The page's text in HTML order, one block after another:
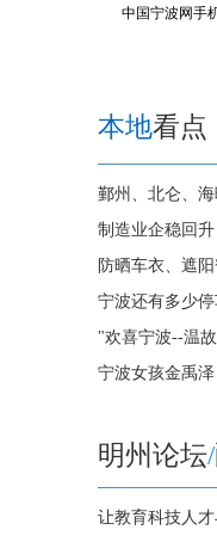
中国宁波网手
本地看点
鄞州、北仑、
制造业企稳回
防晒车衣、遮
宁波还有多少
"欢喜宁波--温
宁波女孩金禹
明州论坛/
让教育科技人